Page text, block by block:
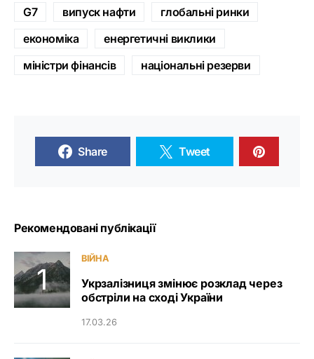
G7 випуск нафти
глобальні ринки
економіка
енергетичні виклики
міністри фінансів
національні резерви
Share Tweet
Рекомендовані публікації
ВІЙНА
Укрзалізниця змінює розклад через
обстріли на сході України
17.03.26